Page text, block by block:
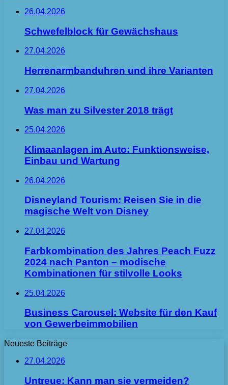
26.04.2026
Schwefelblock für Gewächshaus
27.04.2026
Herrenarmbanduhren und ihre Varianten
27.04.2026
Was man zu Silvester 2018 trägt
25.04.2026
Klimaanlagen im Auto: Funktionsweise,
Einbau und Wartung
26.04.2026
Disneyland Tourism: Reisen Sie in die
magische Welt von Disney
27.04.2026
Farbkombination des Jahres Peach Fuzz
2024 nach Panton – modische
Kombinationen für stilvolle Looks
25.04.2026
Business Carousel: Website für den Kauf
von Gewerbeimmobilien
Neueste Beiträge
27.04.2026
Untreue: Kann man sie vermeiden?